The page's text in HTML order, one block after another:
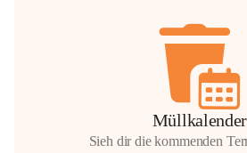
Müllkalender
Sieh dir die kommenden